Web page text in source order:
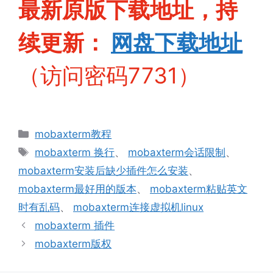
最新原版下载地址，持
续更新：
网盘下载地址
（访问密码7731）
分
类
mobaxterm教程
标
签
mobaxterm 换行、 mobaxterm会话限制 、
mobaxterm安装后缺少插件怎么安装、
mobaxterm最好用的版本、 mobaxterm粘贴英文
时有乱码、 mobaxterm连接虚拟机linux
mobaxterm 插件
mobaxterm版权